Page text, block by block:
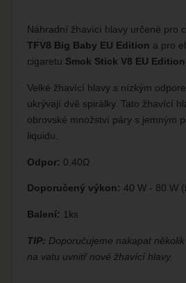
Náhradní žhavící hlavy určené pro
TFV8 Big Baby EU Edition a pro
cigaretu Smok Stick V8 EU Edition
Velké žhavící hlavy s nízkým
ukrývají dvě spirálky. Tato žhavící
obrovské množství páry s jemným
liquidu.
Odpor: 0,40Ω
Doporučený výkon: 40 W - 80 W
Balení: 1ks
TIP: Doporučujeme nakapat
na vatu uvnitř nové žhavící hlavy.